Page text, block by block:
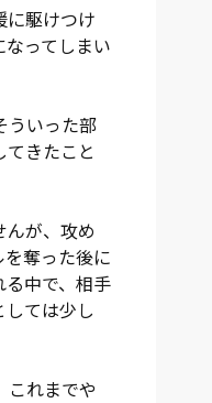
を確実に
しつつあ
して攻撃
ていった。
ネットを
た。茨田に
に駆けつけ
ってしまい
ういった部
きたこと
が、攻め
奪った後に
中で、相手
ては少し
これまでや